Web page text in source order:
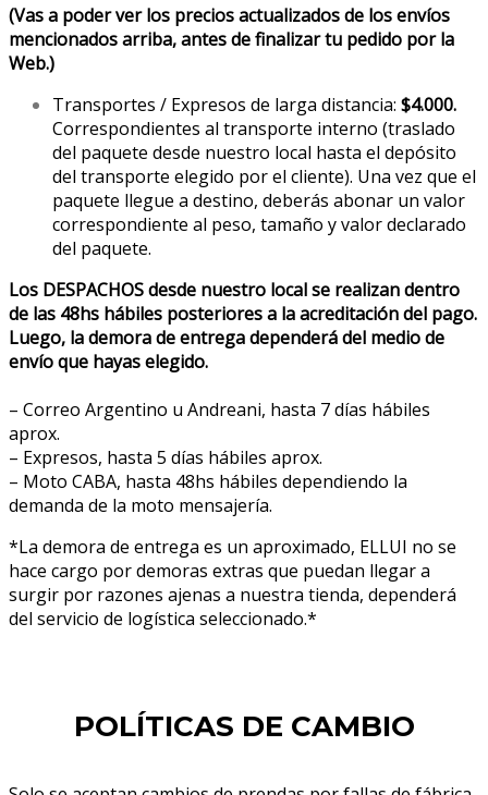
(Vas a poder ver los precios actualizados de los envíos
mencionados arriba, antes de finalizar tu pedido por la
Web.)
Transportes / Expresos de larga distancia: $4.000.
Correspondientes al transporte interno (traslado
del paquete desde nuestro local hasta el depósito
del transporte elegido por el cliente). Una vez que el
paquete llegue a destino, deberás abonar un valor
correspondiente al peso, tamaño y valor declarado
del paquete.
Los DESPACHOS desde nuestro local se realizan dentro
de las 48hs hábiles posteriores a la acreditación del pago.
Luego, la demora de entrega dependerá del medio de
envío que hayas elegido.
– Correo Argentino u Andreani, hasta 7 días hábiles
aprox.
– Expresos, hasta 5 días hábiles aprox.
– Moto CABA, hasta 48hs hábiles dependiendo la
demanda de la moto mensajería.
*La demora de entrega es un aproximado, ELLUI no se
hace cargo por demoras extras que puedan llegar a
surgir por razones ajenas a nuestra tienda, dependerá
del servicio de logística seleccionado.*
POLÍTICAS DE CAMBIO